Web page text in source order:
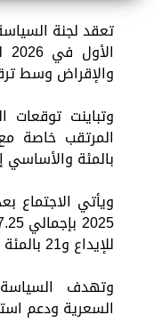
تعقد لجنة
والإقراض وسط
وتباينت توقعات
بالمئة والأساسي إلى 11.2 بالمئة
ويأتي الاجتماع
للإيداع و21 بالمئة للإقراض.
وتهدف
السعرية ودعم